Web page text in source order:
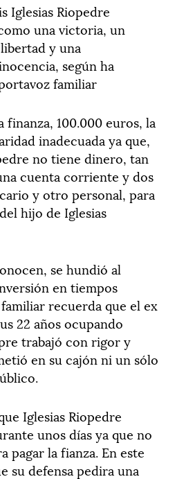
Iglesias Riopedre
una victoria, un
y una
según ha
familiar
finanza, 100.000 euros, la
inadecuada ya que,
no tiene dinero, tan
cuenta corriente y dos
y otro personal, para
hijo de Iglesias
se hundió al
en tiempos
recuerda que el ex
22 años ocupando
trabajó con rigor y
en su cajón ni un sólo
Iglesias Riopedre
unos días ya que no
pagar la fianza. En este
su defensa pedira una